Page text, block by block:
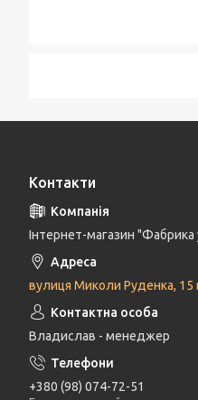
Контакти
Інтернет-магазин "Фабрика
вулиця Миколи Руденка, 15 в,
Владислав - менеджер
+380 (98) 074-72-51